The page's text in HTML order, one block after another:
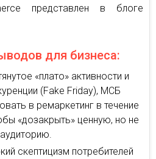
представлен в блоге
для бизнеса:
«плато» активности и
(Fake Friday), МСБ
в ремаркетинг в течение
«дозакрыть» ценную, но не
скептицизм потребителей